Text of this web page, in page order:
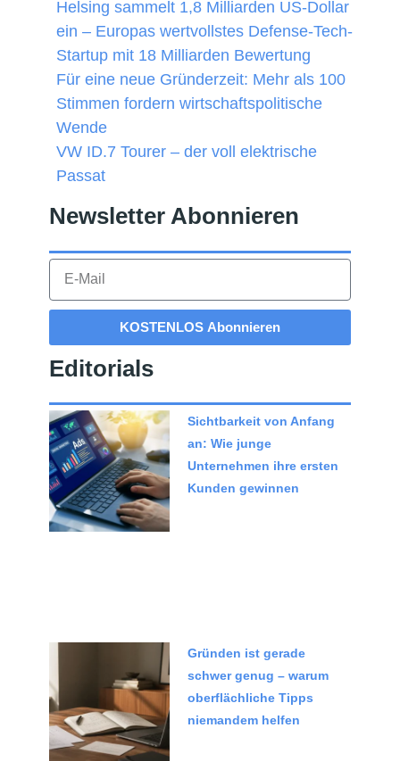
Helsing sammelt 1,8 Milliarden US-Dollar
ein – Europas wertvollstes Defense-Tech-
Startup mit 18 Milliarden Bewertung
Für eine neue Gründerzeit: Mehr als 100
Stimmen fordern wirtschaftspolitische
Wende
VW ID.7 Tourer – der voll elektrische
Passat
Newsletter Abonnieren​
KOSTENLOS Abonnieren
Editorials
Sichtbarkeit von Anfang
an: Wie junge
Unternehmen ihre ersten
Kunden gewinnen
Gründen ist gerade
schwer genug – warum
oberflächliche Tipps
niemandem helfen